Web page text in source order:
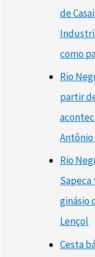
de
como
Rio
partir
Antônio
Rio
ginásio
Lençol
Cesta